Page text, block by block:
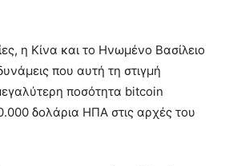
η Κίνα και το Ηνωμένο Βασίλειο
που αυτή τη στιγμή
ποσότητα bitcoin
δολάρια ΗΠΑ στις αρχές του